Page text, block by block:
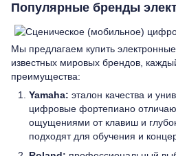
Популярные бренды
Мы предлагаем купить
известных мировых брендов,
преимущества:
Yamaha: эталон качества и
цифровые фортепиано
ощущениями от клавиш и
подходят для обучения и